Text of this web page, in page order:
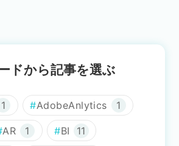
ドから記事を選ぶ
1 AdobeAnlytics 1
AR 1 BI 11